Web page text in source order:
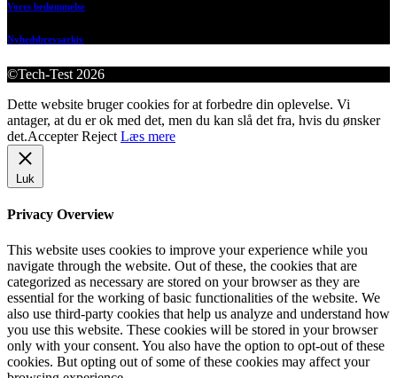
Vores bedømmelse
Nyhedsbrevsarkiv
©Tech-Test 2026
Dette website bruger cookies for at forbedre din oplevelse. Vi
antager, at du er ok med det, men du kan slå det fra, hvis du ønsker
det.Accepter Reject Læs mere
Luk
Privacy Overview
This website uses cookies to improve your experience while you
navigate through the website. Out of these, the cookies that are
categorized as necessary are stored on your browser as they are
essential for the working of basic functionalities of the website. We
also use third-party cookies that help us analyze and understand how
you use this website. These cookies will be stored in your browser
only with your consent. You also have the option to opt-out of these
cookies. But opting out of some of these cookies may affect your